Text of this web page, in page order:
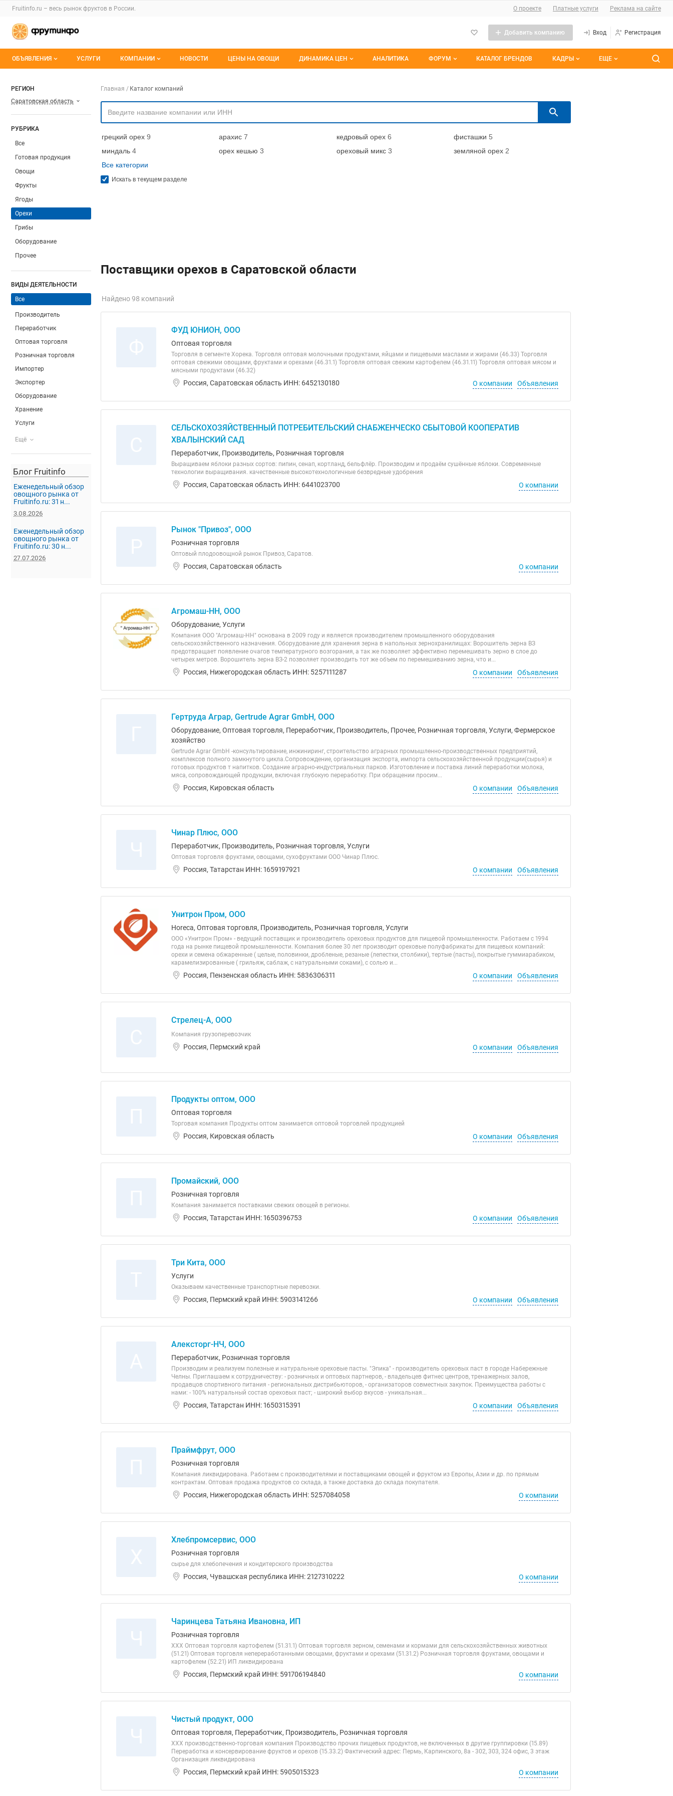
Раздел навигации по сайту fruitinfo.ru
Fruitinfo.ru – весь рынок фруктов в России. О сайте
О проекте Платные услуги Реклама на сайте
Авторизация и меню пользователя
Добавить компанию Вход Регистрация
Навигация по разделам сайта fruitinfo.ru
ОБЪЯВЛЕНИЯ
Мои объявления
УСЛУГИ КОМПАНИИ
О каталоге компаний
Премиум размещение
НОВОСТИ ЦЕНЫ НА ОВОЩИ ДИНАМИКА ЦЕН
Динамика цен свежее
Динамика цен сушенное
АНАЛИТИКА ФОРУМ
Избранные
С моим участием
КАТАЛОГ БРЕНДОВ КАДРЫ
Все резюме
ЕЩЕ
РЕГИОН
Саратовская область
РУБРИКА
Все
Готовая продукция
Овощи
Фрукты
Ягоды
Орехи
Грибы
Оборудование
Прочее
ВИДЫ ДЕЯТЕЛЬНОСТИ
Все
Производитель
Переработчик
Оптовая торговля
Розничная торговля
Импортер
Экспортер
Оборудование
Хранение
Услуги
Ещё
Блог Fruitinfo
Еженедельный обзор
овощного рынка от
Fruitinfo.ru: 31 н...
3.08.2026
Еженедельный обзор
овощного рынка от
Fruitinfo.ru: 30 н...
27.07.2026
Навигация по компаниям
Главная Каталог компаний
Поиск
грецкий орех 9 арахис 7 кедровый орех 6 фисташки 5
миндаль 4 орех кешью 3 ореховый микс 3 земляной орех 2
Все категории
Искать в текущем разделе
Поставщики орехов в Саратовской области
Найдено 98 компаний
ФУД ЮНИОН, ООО
Оптовая торговля
Торговля в сегменте Хорека. Торговля оптовая молочными продуктами, яйцами и пищевыми маслами и жирами (46.33) Торговля
оптовая свежими овощами, фруктами и орехами (46.31.1) Торговля оптовая свежим картофелем (46.31.11) Торговля оптовая мясом и
мясными продуктами (46.32)
Россия, Саратовская область ИНН: 6452130180 О компании Объявления
СЕЛЬСКОХОЗЯЙСТВЕННЫЙ ПОТРЕБИТЕЛЬСКИЙ СНАБЖЕНЧЕСКО СБЫТОВОЙ КООПЕРАТИВ
ХВАЛЫНСКИЙ САД
Переработчик, Производитель, Розничная торговля
Выращиваем яблоки разных сортов: пипин, сенап, кортланд, бельфлёр. Производим и продаём сушённые яблоки. Современные
технологии выращивания. качественные высокотехнологичные безвредные удобрения
Россия, Саратовская область ИНН: 6441023700 О компании
Рынок "Привоз", ООО
Розничная торговля
Оптовый плодоовощной рынок Привоз, Саратов.
Россия, Саратовская область О компании
Агромаш-НН, ООО
Оборудование, Услуги
Компания ООО "Агромаш-НН" основана в 2009 году и является производителем промышленного оборудования
сельскохозяйственного назначения. Оборудование для хранения зерна в напольных зернохранилищах: Ворошитель зерна ВЗ
предотвращает появление очагов температурного возгорания, а так же позволяет эффективно перемешивать зерно в слое до
четырех метров. Ворошитель зерна ВЗ-2 позволяет производить тот же объем по перемешиванию зерна, что и...
Россия, Нижегородская область ИНН: 5257111287 О компании Объявления
Гертруда Аграр, Gertrude Agrar GmbH, ООО
Оборудование, Оптовая торговля, Переработчик, Производитель, Прочее, Розничная торговля, Услуги, Фермерское
хозяйство
Gertrude Agrar GmbH -консультирование, инжиниринг, строительство аграрных промышленно-производственных предприятий,
комплексов полного замкнутого цикла.Сопровождение, организация экспорта, импорта сельскохозяйственной продукции(сырья) и
готовых продуктов т напитков. Создание аграрно-индустриальных парков. Изготовление и поставка линий переработки молока,
мяса, сопровождающей продукции, включая глубокую переработку. При обращении просим...
Россия, Кировская область О компании Объявления
Чинар Плюс, ООО
Переработчик, Производитель, Розничная торговля, Услуги
Оптовая торговля фруктами, овощами, сухофруктами ООО Чинар Плюс.
Россия, Татарстан ИНН: 1659197921 О компании Объявления
Унитрон Пром, ООО
Horeca, Оптовая торговля, Производитель, Розничная торговля, Услуги
ООО «Унитрон Пром» - ведущий поставщик и производитель ореховых продуктов для пищевой промышленности. Работаем с 1994
года на рынке пищевой промышленности. Компания более 30 лет производит ореховые полуфабрикаты для пищевых компаний:
орехи и семена обжаренные ( целые, половинки, дробленые, резаные (лепестки, столбики), тертые (пасты), покрытые гуммиарабиком,
карамелизированные ( грильяж, саблаж, с натуральными соками), с солью и...
Россия, Пензенская область ИНН: 5836306311 О компании Объявления
Стрелец-А, ООО
Компания грузоперевозчик
Россия, Пермский край О компании Объявления
Продукты оптом, ООО
Оптовая торговля
Торговая компания Продукты оптом занимается оптовой торговлей продукцией
Россия, Кировская область О компании Объявления
Промайский, ООО
Розничная торговля
Компания занимается поставками свежих овощей в регионы.
Россия, Татарстан ИНН: 1650396753 О компании Объявления
Три Кита, ООО
Услуги
Оказываем качественные транспортные перевозки.
Россия, Пермский край ИНН: 5903141266 О компании Объявления
Алексторг-НЧ, ООО
Переработчик, Розничная торговля
Производим и реализуем полезные и натуральные ореховые пасты. "Эпика" - производитель ореховых паст в городе Набережные
Челны. Приглашаем к сотрудничеству: - розничных и оптовых партнеров, - владельцев фитнес центров, тренажерных залов,
продавцов спортивного питания - региональных дистрибьюторов, - организаторов совместных закупок. Преимущества работы с
нами: - 100% натуральный состав ореховых паст; - широкий выбор вкусов - уникальная...
Россия, Татарстан ИНН: 1650315391 О компании Объявления
Праймфрут, ООО
Розничная торговля
Компания ликвидирована. Работаем с производителями и поставщиками овощей и фруктом из Европы, Азии и др. по прямым
контрактам. Оптовая продажа продуктов со склада, а также доставка до склада покупателя.
Россия, Нижегородская область ИНН: 5257084058 О компании
Хлебпромсервис, ООО
Розничная торговля
сырье для хлебопечения и кондитерского производства
Россия, Чувашская республика ИНН: 2127310222 О компании
Чаринцева Татьяна Ивановна, ИП
Розничная торговля
ХХХ Оптовая торговля картофелем (51.31.1) Оптовая торговля зерном, семенами и кормами для сельскохозяйственных животных
(51.21) Оптовая торговля непереработанными овощами, фруктами и орехами (51.31.2) Розничная торговля фруктами, овощами и
картофелем (52.21) ИП ликвидирована
Россия, Пермский край ИНН: 591706194840 О компании
Чистый продукт, ООО
Оптовая торговля, Переработчик, Производитель, Розничная торговля
ХХХ производственно-торговая компания Производство прочих пищевых продуктов, не включенных в другие группировки (15.89)
Переработка и консервирование фруктов и орехов (15.33.2) Фактический адрес: Пермь, Карпинского, 8а - 302, 303, 324 офис, 3 этаж
Организация ликвидирована
Россия, Пермский край ИНН: 5905015323 О компании